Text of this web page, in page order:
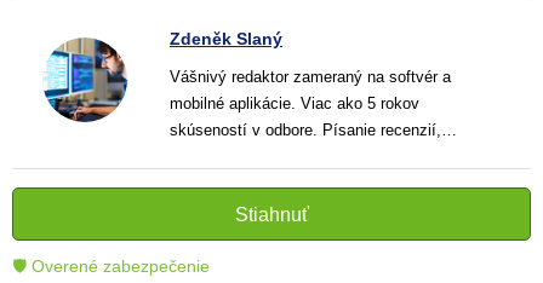
Zdeněk Slaný
Vášnivý redaktor zameraný na softvér a
mobilné aplikácie. Viac ako 5 rokov
skúseností v odbore. Písanie recenzií,
informatívnych textov, ktoré pomáhajú
čitateľom lepšie porozumieť a využiť moderné
technológie.
Stiahnuť
🛡 Overené zabezpečenie